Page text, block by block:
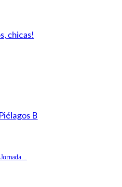
chicas!
B